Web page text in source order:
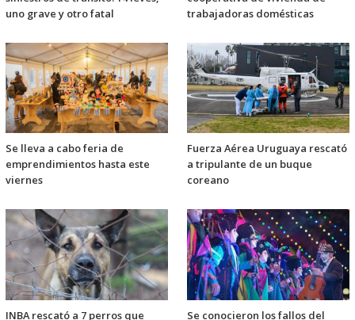
uno grave y otro fatal
trabajadoras domésticas
Se lleva a cabo feria de
emprendimientos hasta este
viernes
Fuerza Aérea Uruguaya rescató
a tripulante de un buque
coreano
INBA rescató a 7 perros que Se conocieron los fallos del